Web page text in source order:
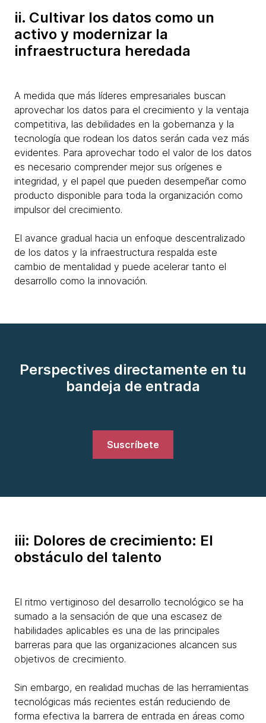
ii. Cultivar los datos como un
activo y modernizar la
infraestructura heredada
A medida que más líderes empresariales buscan
aprovechar los datos para el crecimiento y la ventaja
competitiva, las debilidades en la gobernanza y la
tecnología que rodean los datos serán cada vez más
evidentes. Para aprovechar todo el valor de los datos
es necesario comprender mejor sus orígenes e
integridad, y el papel que pueden desempeñar como
producto disponible para toda la organización como
impulsor del crecimiento.
El avance gradual hacia un enfoque descentralizado
de los datos y la infraestructura respalda este
cambio de mentalidad y puede acelerar tanto el
desarrollo como la innovación.
Perspectives directamente en tu
bandeja de entrada
Suscríbete
iii: Dolores de crecimiento: El
obstáculo del talento
El ritmo vertiginoso del desarrollo tecnológico se ha
sumado a la sensación de que una escasez de
habilidades aplicables es una de las principales
barreras para que las organizaciones alcancen sus
objetivos de crecimiento.
Sin embargo, en realidad muchas de las herramientas
tecnológicas más recientes están reduciendo de
forma efectiva la barrera de entrada en áreas como